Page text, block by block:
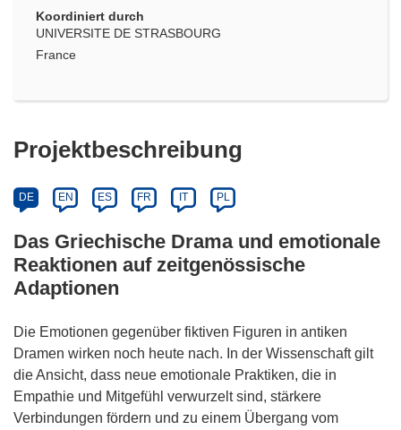
Koordiniert durch
UNIVERSITE DE STRASBOURG
France
Projektbeschreibung
DE EN ES FR IT PL
Das Griechische Drama und emotionale
Reaktionen auf zeitgenössische
Adaptionen
Die Emotionen gegenüber fiktiven Figuren in antiken
Dramen wirken noch heute nach. In der Wissenschaft gilt
die Ansicht, dass neue emotionale Praktiken, die in
Empathie und Mitgefühl verwurzelt sind, stärkere
Verbindungen fördern und zu einem Übergang vom